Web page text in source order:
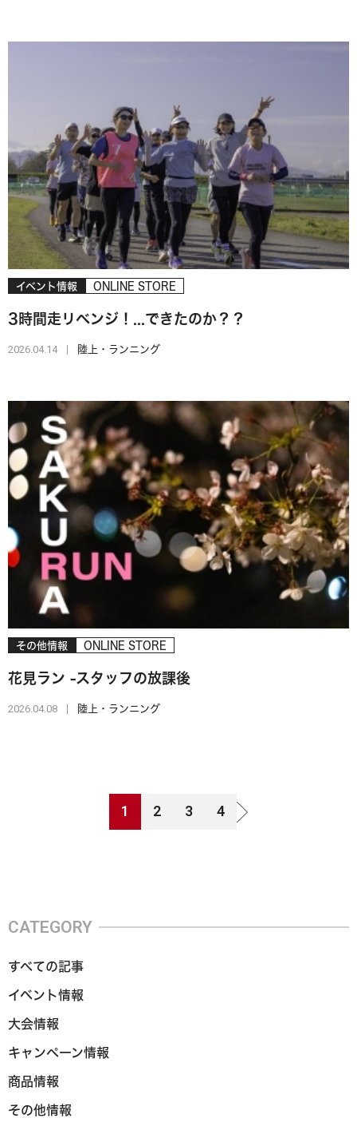
イベント情報 ONLINE STORE
3時間走リベンジ！...できたのか？？
2026.04.14 陸上・ランニング
その他情報 ONLINE STORE
花見ラン -スタッフの放課後
2026.04.08 陸上・ランニング
1 2 3 4
CATEGORY
すべての記事
イベント情報
大会情報
キャンペーン情報
商品情報
その他情報